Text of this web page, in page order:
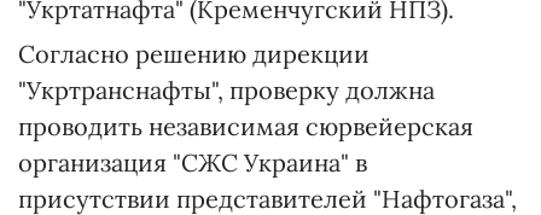
"Укртатнафта" (Кременчугский НПЗ).
Согласно решению дирекции
"Укртранснафты", проверку должна
проводить независимая сюрвейерская
организация "СЖС Украина" в
присутствии представителей "Нафтогаза",